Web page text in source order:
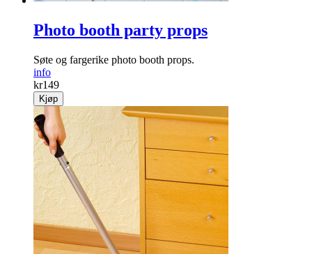
Photo booth party props
Søte og fargerike photo booth props.